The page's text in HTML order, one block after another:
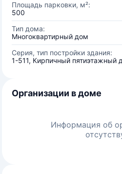
Площадь парковки, м²:
500
Тип дома:
Многоквартирный дом
Серия, тип постройки здания:
1-511, Кирпичный пятиэтажный
Организации в доме
Информация об